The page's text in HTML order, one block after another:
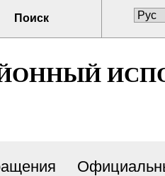
Поиск